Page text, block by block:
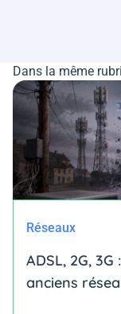
Dans la même
Réseaux
ADSL, 2G,
anciens